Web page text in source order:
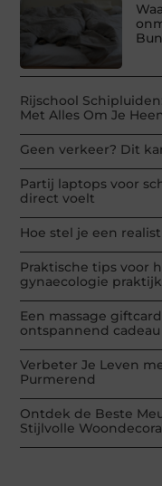
Rijschool
Met Alles Om Je Heen
Geen verkeer? Dit
Partij laptops voor
direct voelt
Hoe stel je een
Praktische tips voor
gynaecologie praktijk
Een massage
ontspannend cadeau
Verbeter Je Leven
Purmerend
Ontdek de Beste
Stijlvolle